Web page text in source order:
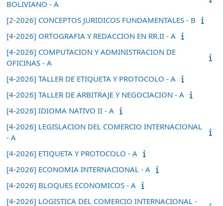
BOLIVIANO - A
[2-2026] CONCEPTOS JURIDICOS FUNDAMENTALES - B
[4-2026] ORTOGRAFIA Y REDACCION EN RR.II - A
[4-2026] COMPUTACION Y ADMINISTRACION DE
OFICINAS - A
[4-2026] TALLER DE ETIQUETA Y PROTOCOLO - A
[4-2026] TALLER DE ARBITRAJE Y NEGOCIACION - A
[4-2026] IDIOMA NATIVO II - A
[4-2026] LEGISLACION DEL COMERCIO INTERNACIONAL
- A
[4-2026] ETIQUETA Y PROTOCOLO - A
[4-2026] ECONOMIA INTERNACIONAL - A
[4-2026] BLOQUES ECONOMICOS - A
[4-2026] LOGISTICA DEL COMERCIO INTERNACIONAL -